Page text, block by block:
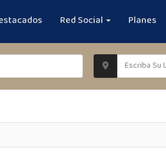
Red Social Planes